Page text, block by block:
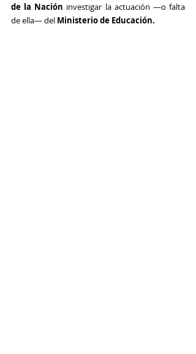
de la Nación investigar la actuación —o falta
de ella— del Ministerio de Educación.